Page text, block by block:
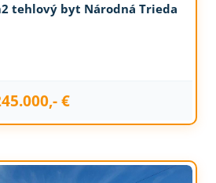
tehlový byt Národná Trieda
€